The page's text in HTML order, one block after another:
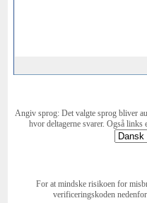
Angiv sprog: Det valgte sprog bliver
hvor deltagerne svarer. Også
For at mindske risikoen for
verificeringskoden